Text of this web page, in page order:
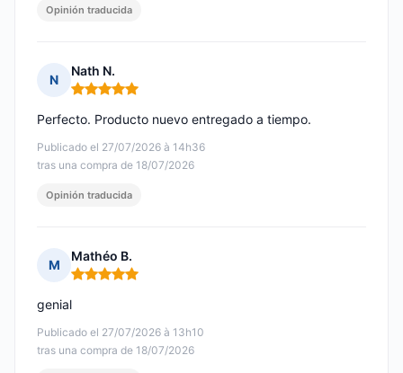
Opinión traducida
N
Nath N.
Nota: 5 de 5
Publicado el 27/07/2026 à 14h36
tras una compra de 18/07/2026
Perfecto. Producto nuevo entregado a tiempo.
Opinión traducida
M
Mathéo B.
Nota: 5 de 5
Publicado el 27/07/2026 à 13h10
tras una compra de 18/07/2026
genial